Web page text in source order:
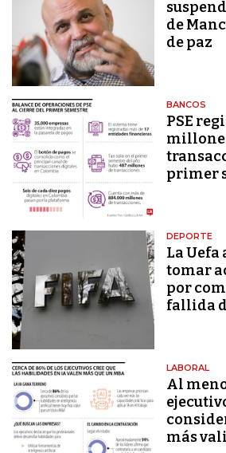
de
de paz
BANCOS
PSE
primer
DEPORTE
La Uefa
tomar
por
fallida
LABORAL
Al
más